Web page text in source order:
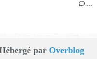
…
par Overblog